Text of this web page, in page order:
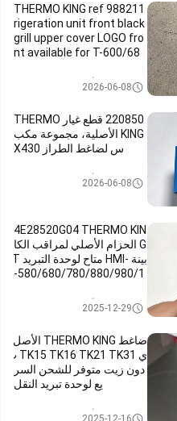
988211 THERMO KING ref
rigeration unit front black
grill upper cover LOGO fro
nt available for T-600/68
أجزاء الملك الحراري2026-06-08
220850 قطع غيار THERMO
KING الأصلية، مجموعة مكب
س لضاغط الطراز X430
أجزاء الملك الحراري2026-06-08
4E28520G04 THERMO KIN
G الحزام الأصلي لمراقب الكا
بينة -HMI متاح لوحدة التبريد T
-580/680/780/880/980/1
أجزاء الملك الحراري2025-12-29
ضاغط THERMO KING الأصل
ي TK15 TK16 TK21 TK31 ب
دون زيت متوفر للشحن السر
يع لوحدة تبريد النقل
أجزاء الملك الحراري2025-12-16